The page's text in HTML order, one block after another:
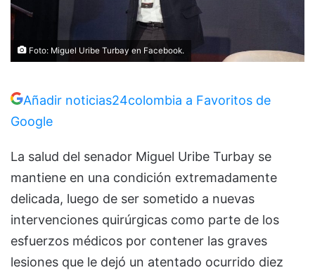
Foto: Miguel Uribe Turbay en Facebook.
Añadir noticias24colombia a Favoritos de
Google
La salud del senador Miguel Uribe Turbay se
mantiene en una condición extremadamente
delicada, luego de ser sometido a nuevas
intervenciones quirúrgicas como parte de los
esfuerzos médicos por contener las graves
lesiones que le dejó un atentado ocurrido diez